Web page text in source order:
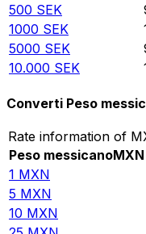
500 SEK
1000 SEK
5000 SEK
10.000 SEK
Converti Peso
Rate information of
Peso messicanoMXN
1 MXN
5 MXN
10 MXN